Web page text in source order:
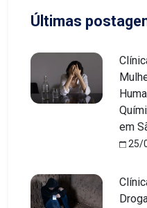
Últimas
em
25/